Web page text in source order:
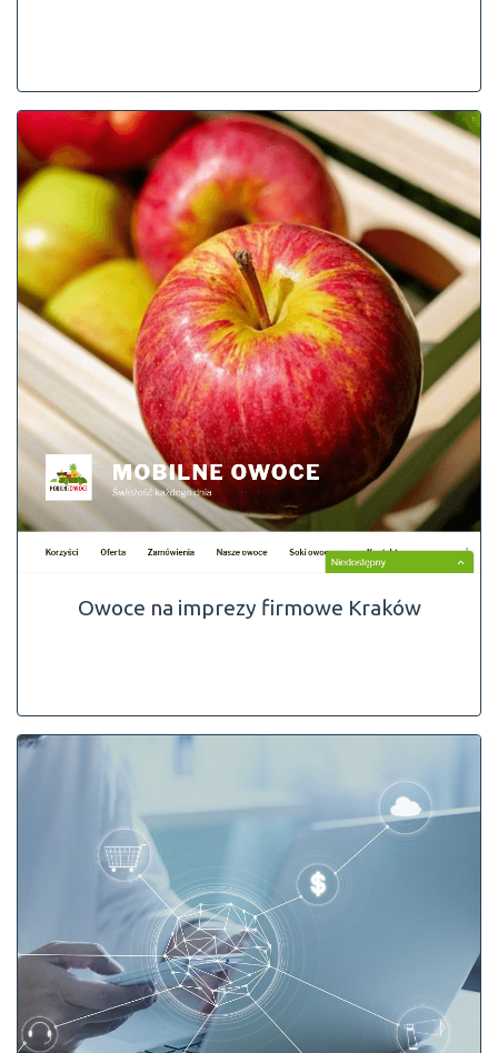
Owoce na imprezy firmowe Kraków